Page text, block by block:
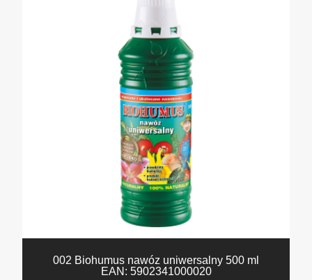
002 Biohumus nawóz uniwersalny 500 ml
EAN: 5902341000020